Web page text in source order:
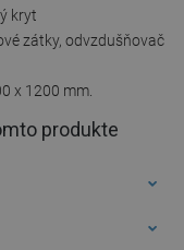
kryt
zátky, odvzdušňovač
x 1200 mm.
produkte